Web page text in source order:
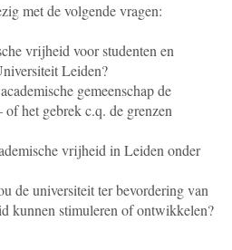
met de volgende vragen:
vrijheid voor studenten en
Leiden?
gemeenschap de
het gebrek c.q. de grenzen
vrijheid in Leiden onder
de universiteit ter bevordering van
kunnen stimuleren of ontwikkelen?